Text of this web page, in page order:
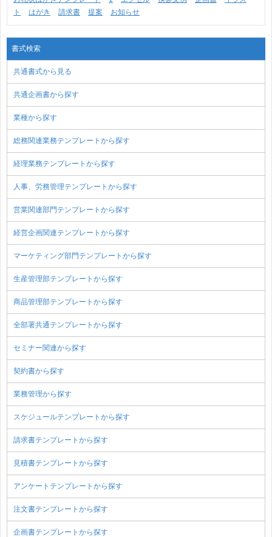
ト
はがき 請求書 提案 お知らせ
書式検索
共通書式から見る
共通企画書から探す
業種から探す
総務関連業務テンプレートから探す
経理業務テンプレートから探す
人事、労務管理テンプレートから探す
営業関連部門テンプレートから探す
経営企画関連テンプレートから探す
マーケティング部門テンプレートから探す
生産管理部テンプレートから探す
商品管理部テンプレートから探す
全部署共通テンプレートから探す
セミナー関連から探す
契約書から探す
業務管理から探す
スケジュールテンプレートから探す
請求書テンプレートから探す
見積書テンプレートから探す
アンケートテンプレートから探す
注文書テンプレートから探す
企画書テンプレートから探す